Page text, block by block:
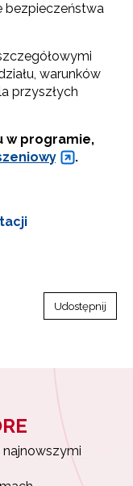
bezpieczeństwa
warunków
przyszłych
w programie,
.
Udostępnij
najnowszymi